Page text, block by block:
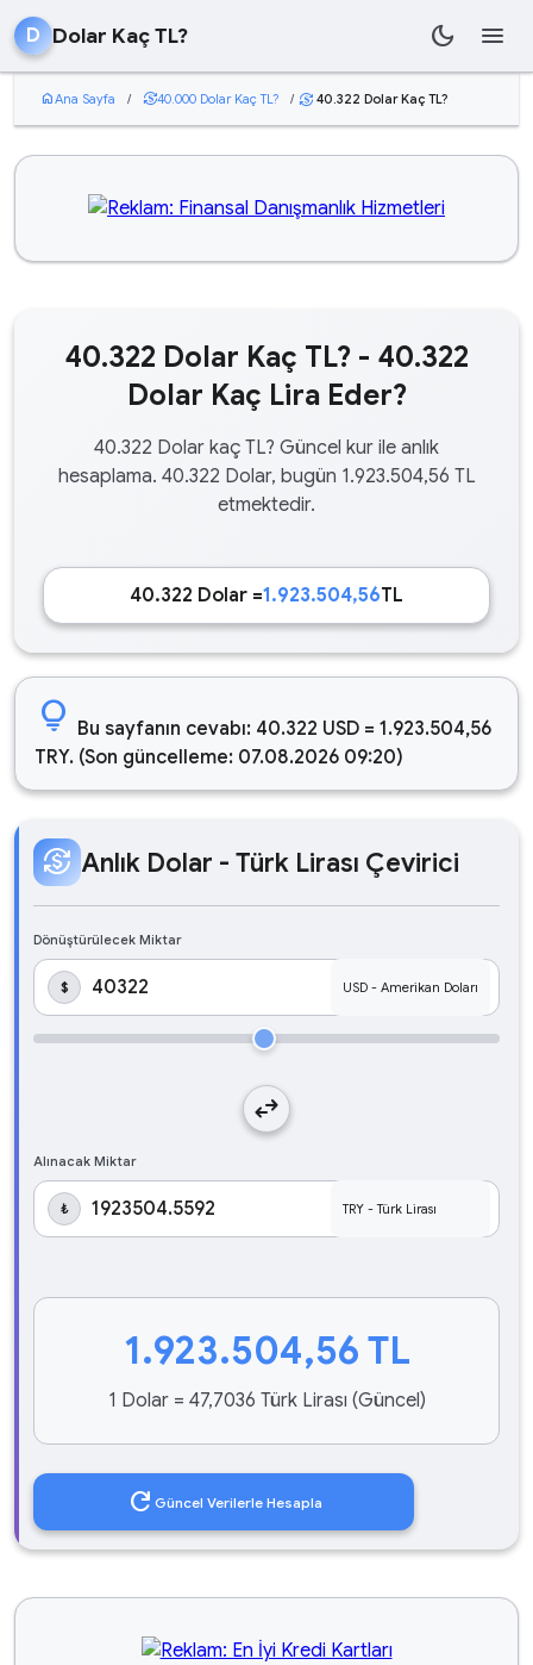
D Dolar Kaç TL? dark_mode menu
homeAna Sayfa / currency_exchange40.000 Dolar Kaç TL? / currency_exchange 40.322 Dolar Kaç TL?
40.322 Dolar Kaç TL? - 40.322
Dolar Kaç Lira Eder?
40.322 Dolar kaç TL? Güncel kur ile anlık
hesaplama. 40.322 Dolar, bugün 1.923.504,56 TL
etmektedir.
40.322 Dolar =1.923.504,56TL
lightbulb Bu sayfanın cevabı: 40.322 USD = 1.923.504,56
TRY. (Son güncelleme: 07.08.2026 09:20)
currency_exchange Anlık Dolar - Türk Lirası Çevirici
Dönüştürülecek Miktar
$
swap_horiz
Alınacak Miktar
₺
1.923.504,56 TL
1 Dolar = 47,7036 Türk Lirası (Güncel)
refresh Güncel Verilerle Hesapla